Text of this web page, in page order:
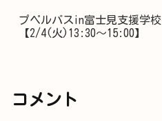
プペルバスin富士見支援学校
【2/4(火)13:30～15:00】
コメント